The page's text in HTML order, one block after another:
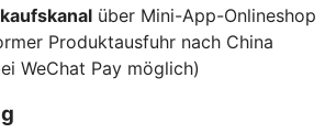
über Mini-App-Onlineshop
Produktausfuhr nach China
WeChat Pay möglich)